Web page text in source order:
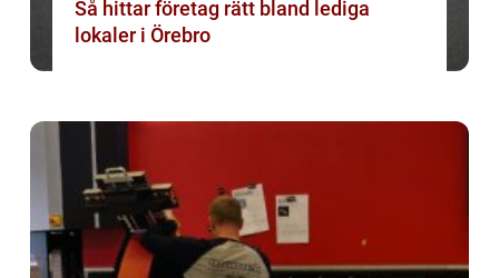
Så hittar företag rätt bland lediga
lokaler i Örebro